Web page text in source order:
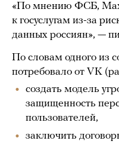
«По мнению ФСБ,
к госуслугам из-за
данных россиян», —
По словам одного из
потребовало от VK
создать модель
защищенность
пользователей,
заключить